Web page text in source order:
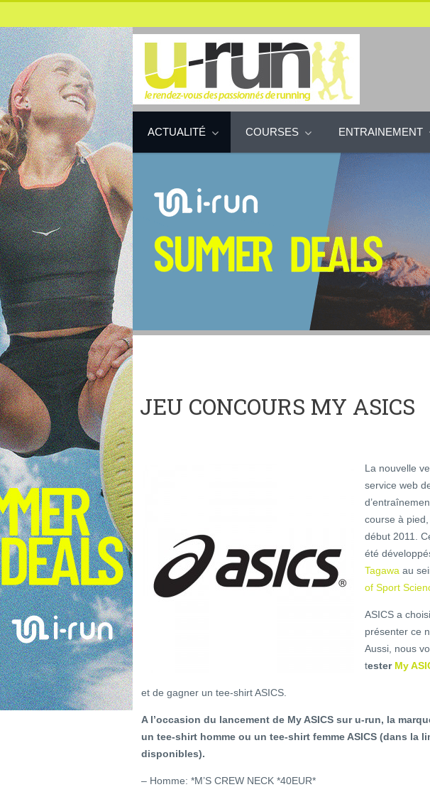
ACTUALITÉ COURSES ENTRAINEMENT
JEU CONCOURS MY ASICS
La nouvelle
service web
course à
début 2011.
été
Tagawa au
of Sport
ASICS a
présenter ce
Aussi, nous
tester My
et de gagner un tee-shirt ASICS.
A l’occasion du lancement de My ASICS sur u-run, la
un tee-shirt homme ou un tee-shirt femme ASICS (dans la
disponibles).
– Homme: *M’S CREW NECK *40EUR*